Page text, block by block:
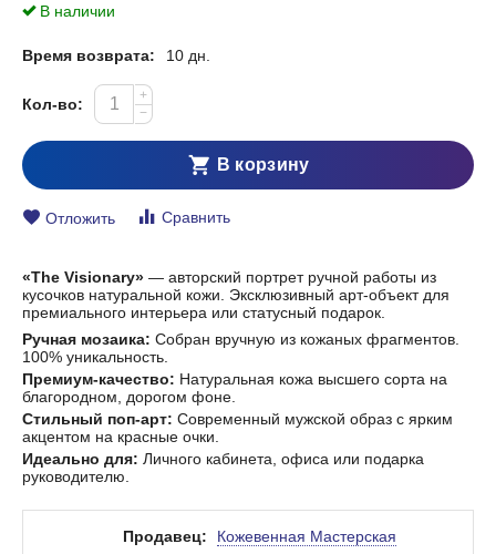
В наличии
Время возврата: 10 дн.
Кол-во:
+
−
В корзину
Отложить Сравнить
«The Visionary» — авторский портрет ручной работы из
кусочков натуральной кожи. Эксклюзивный арт-объект для
премиального интерьера или статусный подарок.
Ручная мозаика: Собран вручную из кожаных фрагментов.
100% уникальность.
Премиум-качество: Натуральная кожа высшего сорта на
благородном, дорогом фоне.
Стильный поп-арт: Современный мужской образ с ярким
акцентом на красные очки.
Идеально для: Личного кабинета, офиса или подарка
руководителю.
Продавец:
Кожевенная Мастерская